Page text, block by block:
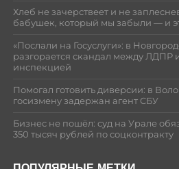
Хлеб не зачерствеет и не
бабушек, который мы забыли — и
«Послали на Госуслуги»: в
разгорается скандал между
инспекцией
Помогал готовить диверсии: в
госизмену задержан агент СБУ
Бизнес не пошёл: суд на Урале
350 тысяч рублей по соцконтракту